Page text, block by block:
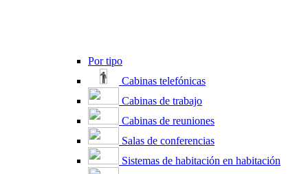
Por tipo
Cabinas telefónicas
Cabinas de trabajo
Cabinas de reuniones
Salas de conferencias
Sistemas de habitación en habitación